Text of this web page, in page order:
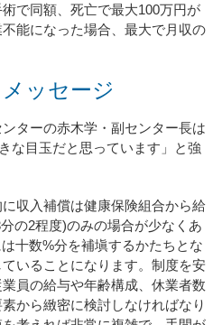
で同額、死亡で最大100万円が
能になった場合、最大で月収の
ッセージ
ターの赤木学・副センター長は
な目玉だと思っています」と強
に収入補償は健康保険組合から給
の2程度)のみの場合が少なくあ
十数%分を補塡するかたちとな
いることになります。制度を安
員の給与や年齢構成、休業者数
から緻密に検討しなければなり